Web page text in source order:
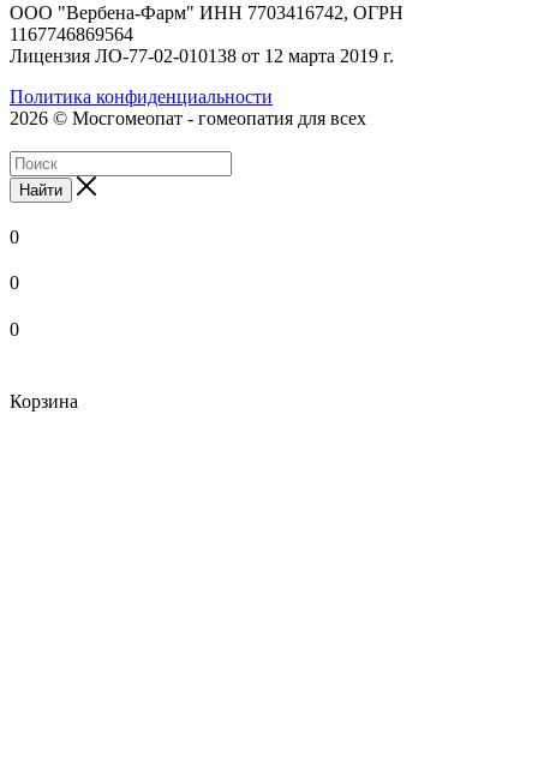
ООО "Вербена-Фарм" ИНН 7703416742, ОГРН
1167746869564
Лицензия ЛО-77-02-010138 от 12 марта 2019 г.
Политика конфиденциальности
2026 © Мосгомеопат - гомеопатия для всех
Найти
0
0
0
Корзина